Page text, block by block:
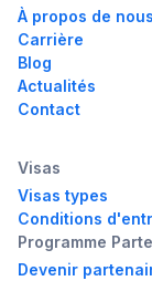
À propos de nous
Carrière
Blog
Actualités
Contact
Visas
Visas types
Conditions
Programme
Devenir